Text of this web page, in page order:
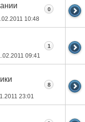
10:48
0
09:41
1
23:01
8